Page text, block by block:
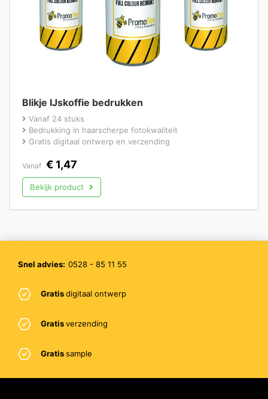
Blikje IJskoffie bedrukken
Vanaf 24 stuks
Bedrukking in haarscherpe fotokwaliteit
Gratis digitaal ontwerp en verzending
Vanaf € 1,47
Bekijk product
Snel advies: 0528 - 85 11 55
Gratisdigitaal ontwerp
Gratisverzending
Gratissample